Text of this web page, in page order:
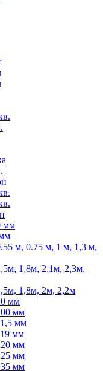
мм
м, 0.75 м, 1 м, 1,3 м,
1,8м, 2,1м, 2,3м,
1,8м, 2м, 2,2м
мм
мм
мм
мм
мм
мм
мм